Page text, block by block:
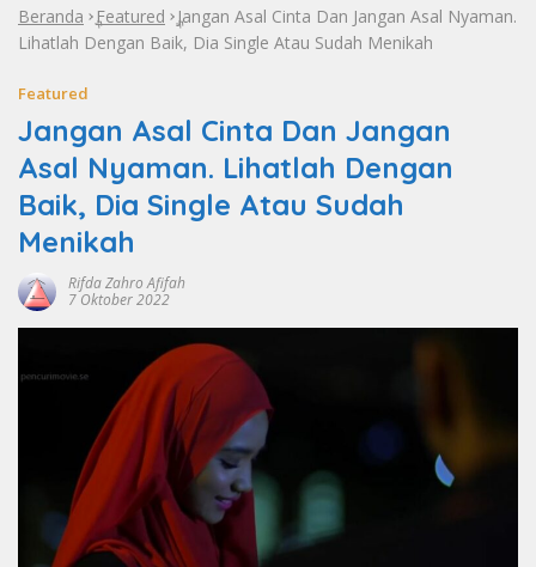
Beranda »Featured »Jangan Asal Cinta Dan Jangan Asal Nyaman.
Lihatlah Dengan Baik, Dia Single Atau Sudah Menikah
Featured
Jangan Asal Cinta Dan Jangan
Asal Nyaman. Lihatlah Dengan
Baik, Dia Single Atau Sudah
Menikah
Rifda Zahro Afifah
7 Oktober 2022